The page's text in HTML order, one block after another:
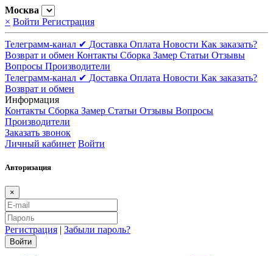
Москва
× Войти Регистрация
Телеграмм-канал ✔ Доставка Оплата Новости Как заказать?
Возврат и обмен Контакты Сборка Замер Статьи Отзывы
Вопросы Производители
Телеграмм-канал ✔ Доставка Оплата Новости Как заказать?
Возврат и обмен
Информация
Контакты Сборка Замер Статьи Отзывы Вопросы
Производители
Заказать звонок
Личный кабинет Войти
Авторизация
×
Регистрация | Забыли пароль?
Войти